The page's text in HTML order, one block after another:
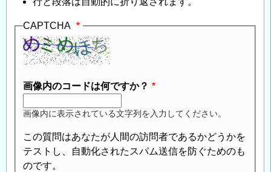
CAPTCHA
画像内のコードは何ですか？
画像内に表示されている文字列を入力してください。
この質問はあなたが人間の訪問者であるかどうかを
テストし、自動化されたスパム送信を防ぐためのも
のです。